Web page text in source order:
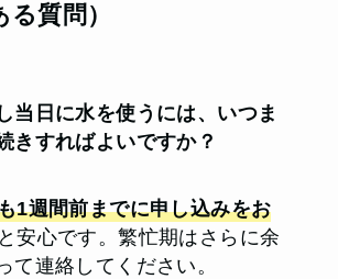
質問）
当日に水を使うには、いつま
きすればよいですか？
1週間前までに申し込みをお
安心です。繁忙期はさらに余
て連絡してください。